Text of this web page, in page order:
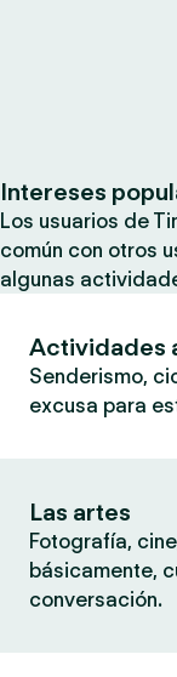
Intereses
Los usuarios de
común con otros
algunas
Actividades
Senderismo,
excusa para
Las artes
Fotografía,
básicamente,
conversación.